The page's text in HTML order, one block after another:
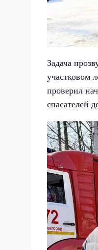
Задача
участковом
проверил
спасателей